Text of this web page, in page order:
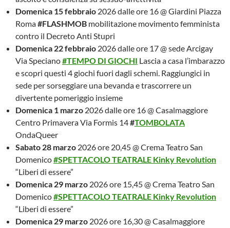
Domenica 15 febbraio 2026 dalle ore 16 @ Giardini Piazza
Roma#FLASHMOB mobilitazione movimento femminista
contro il Decreto Anti Stupri
Domenica 22 febbraio 2026 dalle ore 17 @ sede Arcigay
Via Speciano#TEMPO DI GIOCHI Lascia a casa l’imbarazzo
e scopri questi 4 giochi fuori dagli schemi. Raggiungici in
sede per sorseggiare una bevanda e trascorrere un
divertente pomeriggio insieme
Domenica 1 marzo 2026 dalle ore 16 @ Casalmaggiore
Centro Primavera Via Formis 14#TOMBOLATA
OndaQueer
Sabato 28 marzo 2026 ore 20,45 @ Crema Teatro San
Domenico#SPETTACOLO TEATRALE Kinky Revolution
“Liberi di essere”
Domenica 29 marzo 2026 ore 15,45 @ Crema Teatro San
Domenico#SPETTACOLO TEATRALE Kinky Revolution
“Liberi di essere”
Domenica 29 marzo 2026 ore 16,30 @ Casalmaggiore